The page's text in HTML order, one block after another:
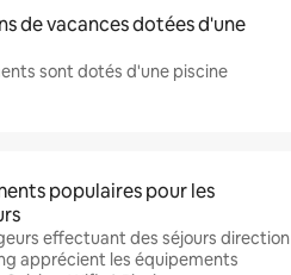
de vacances dotées d'une
sont dotés d'une piscine
populaires pour les
effectuant des séjours direction
apprécient les équipements